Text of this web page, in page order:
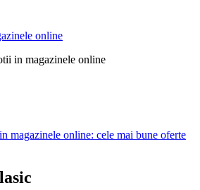
online
in magazinele online
magazinele online: cele mai bune oferte